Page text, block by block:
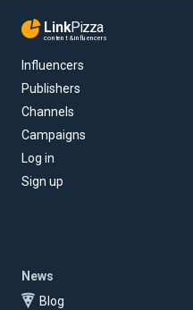
LinkPizza
content & influencers
Influencers
Publishers
Channels
Campaigns
Log in
Sign up
News
Blog